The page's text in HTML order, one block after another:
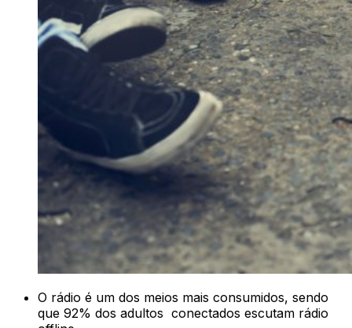
O rádio é um dos meios mais consumidos, sendo
que 92% dos adultos conectados escutam rádio